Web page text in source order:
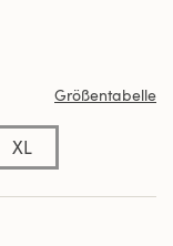
Größentabelle
XL